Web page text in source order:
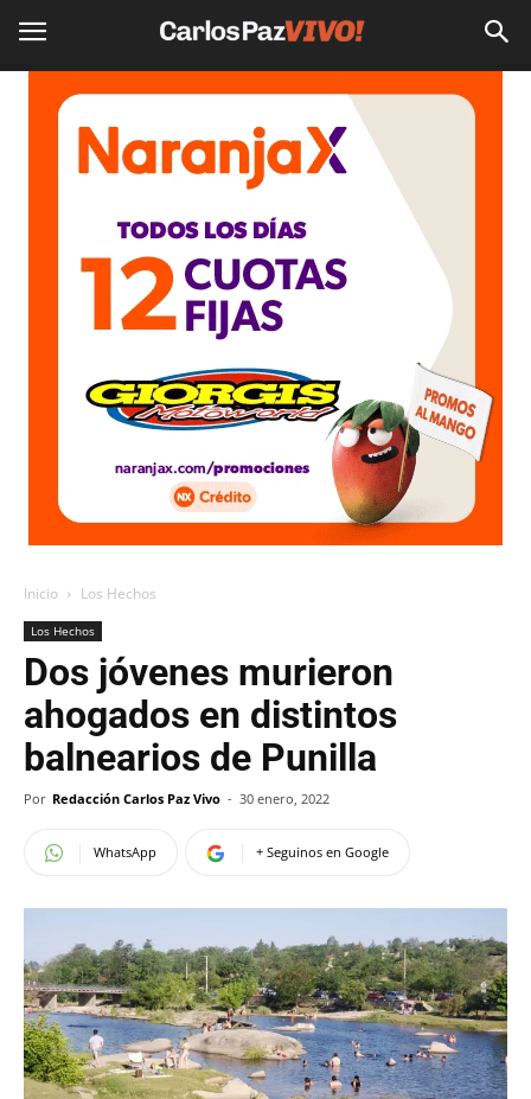
Inicio Los Hechos
Los Hechos
Dos jóvenes murieron
ahogados en distintos
balnearios de Punilla
Por Redacción Carlos Paz Vivo - 30 enero, 2022
WhatsApp + Seguinos en Google